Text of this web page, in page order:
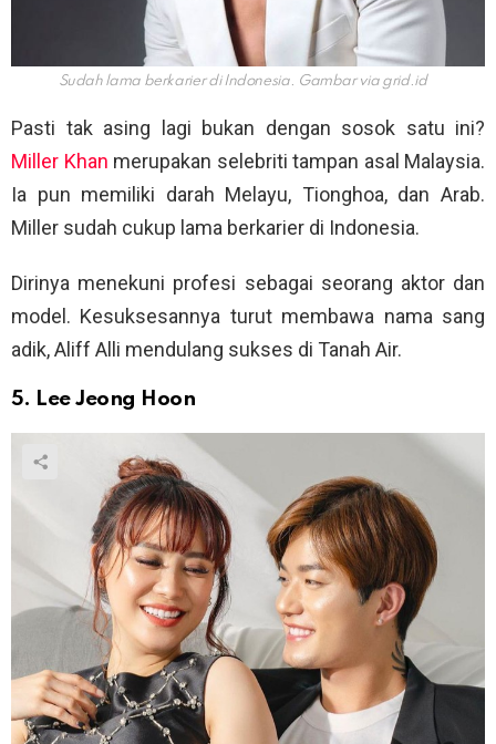
Sudah lama berkarier di Indonesia. Gambar viagrid.id
Pasti tak asing lagi bukan dengan sosok satu ini?
Miller Khan merupakan selebriti tampan asal Malaysia.
Ia pun memiliki darah Melayu, Tionghoa, dan Arab.
Miller sudah cukup lama berkarier di Indonesia.
Dirinya menekuni profesi sebagai seorang aktor dan
model. Kesuksesannya turut membawa nama sang
adik, Aliff Alli mendulang sukses di Tanah Air.
5. Lee Jeong Hoon